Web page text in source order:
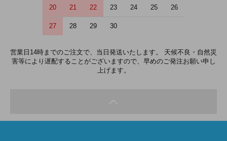
20 21 22 23 24 25 26
27 28 29 30
営業日14時までのご注文で、当日発送いたします。 天候不良・自然災
害等により遅配することがございますので、早めのご発注お願い申し
上げます。